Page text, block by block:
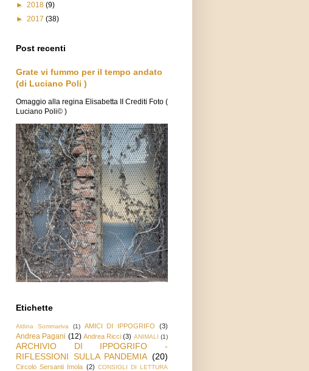
► 2018 (9)
► 2017 (38)
Post recenti
Grate vi fummo per il tempo andato
(di Luciano Poli )
Omaggio alla regina Elisabetta II Crediti Foto (
Luciano Poli© )
Etichette
Aldina Sommariva (1) AMICI DI IPPOGRIFO (3)
Andrea Pagani (12) Andrea Ricci (3) ANIMALI (1)
ARCHIVIO DI IPPOGRIFO -
RIFLESSIONI SULLA PANDEMIA (20)
Circolo Sersanti Imola (2) CONSIGLI DI LETTURA